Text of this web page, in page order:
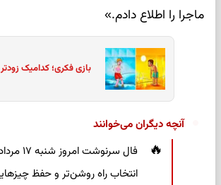
ماجرا را اطلاع دادم.»
بازی فکری؛ کدامیک
آنچه دیگران می‌خوانند
انتخاب راه روشن‌تر و حفظ